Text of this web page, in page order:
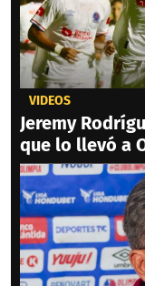
VIDEOS
Jeremy
que lo llevó a